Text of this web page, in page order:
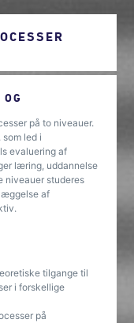
på to niveauer.
led i
evaluering af
læring, uddannelse
niveauer studeres
af
tilgange til
i forskellige
på